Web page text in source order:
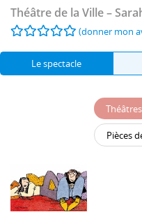
Théâtre de la Ville –
(donner mon
Le spectacle
Théâtres
Pièces